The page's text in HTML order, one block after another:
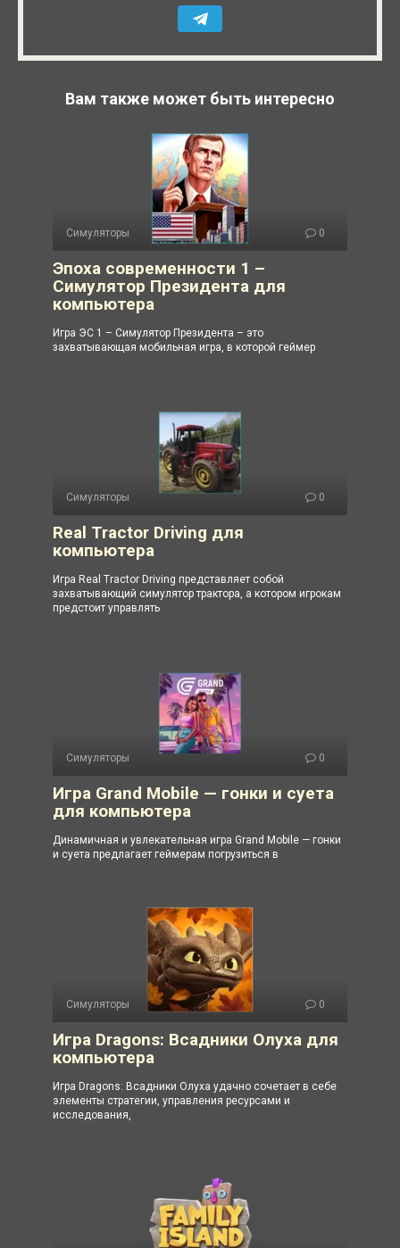
Вам также может быть интересно
Симуляторы 0
Эпоха современности 1 –
Симулятор Президента для
компьютера
Игра ЭС 1 – Симулятор Президента – это
захватывающая мобильная игра, в которой геймер
Симуляторы 0
Real Tractor Driving для
компьютера
Игра Real Tractor Driving представляет собой
захватывающий симулятор трактора, а котором игрокам
предстоит управлять
Симуляторы 0
Игра Grand Mobile — гонки и суета
для компьютера
Динамичная и увлекательная игра Grand Mobile — гонки
и суета предлагает геймерам погрузиться в
Симуляторы 0
Игра Dragons: Всадники Олуха для
компьютера
Игра Dragons: Всадники Олуха удачно сочетает в себе
элементы стратегии, управления ресурсами и
исследования,